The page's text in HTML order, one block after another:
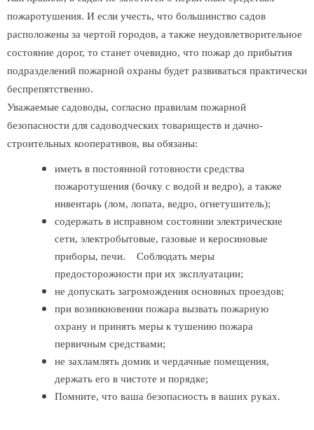
пожаротушения. И если учесть, что большинство садов
расположены за чертой городов, а также неудовлетворительное
состояние дорог, то станет очевидно, что пожар до прибытия
подразделений пожарной охраны будет развиваться практически
беспрепятственно.
Уважаемые садоводы, согласно правилам пожарной
безопасности для садоводческих товариществ и дачно-
строительных кооперативов, вы обязаны:
иметь в постоянной готовности средства
пожаротушения (бочку с водой и ведро), а также
инвентарь (лом, лопата, ведро, огнетушитель);
содержать в исправном состоянии электрические
сети, электробытовые, газовые и керосиновые
приборы, печи. Соблюдать меры
предосторожности при их эксплуатации;
не допускать загромождения основных проездов;
при возникновении пожара вызвать пожарную
охрану и принять меры к тушению пожара
первичным средствами;
не захламлять домик и чердачные помещения,
держать его в чистоте и порядке;
Помните, что ваша безопасность в ваших руках.